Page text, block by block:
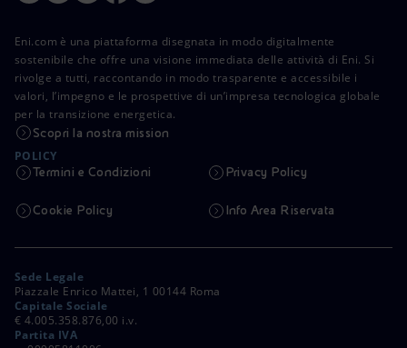
Eni.com è una piattaforma disegnata in modo digitalmente
sostenibile che offre una visione immediata delle attività di Eni. Si
rivolge a tutti, raccontando in modo trasparente e accessibile i
valori, l’impegno e le prospettive di un’impresa tecnologica globale
per la transizione energetica.
Scopri la nostra mission
POLICY
Termini e Condizioni Privacy Policy
Cookie Policy Info Area Riservata
Sede Legale
Piazzale Enrico Mattei, 1 00144 Roma
Capitale Sociale
€ 4.005.358.876,00 i.v.
Partita IVA